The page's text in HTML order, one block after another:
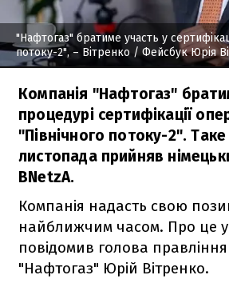
"Нафтогаз" братиме участь у
потоку-2", – Вітренко / Фейсбук Юрія
Компанія "Нафтогаз"
процедурі сертифікації
"Північного потоку-2".
листопада прийняв
BNetzA.
Компанія надасть свою
найближчим часом. Про це у
повідомив голова
"Нафтогаз" Юрій Вітренко.